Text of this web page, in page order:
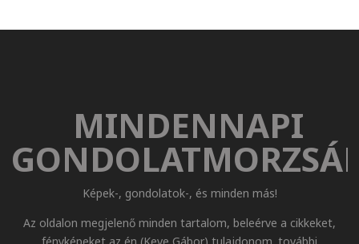
MINDENNAPI
Képek-, gondolatok-, és minden más!
Az oldalon megjelenő minden tartalom, beleérve a cikkeket,